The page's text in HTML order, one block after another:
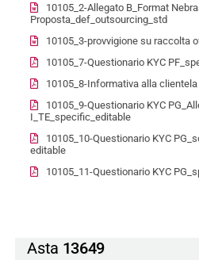
10105_2-Allegato B_Format
Proposta_def_outsourcing_std
10105_3-provvigione su raccolta
10105_7-Questionario KYC
10105_8-Informativa alla
10105_9-Questionario KYC
I_TE_specific_editable
10105_10-Questionario KYC
editable
10105_11-Questionario KYC
Asta 13649